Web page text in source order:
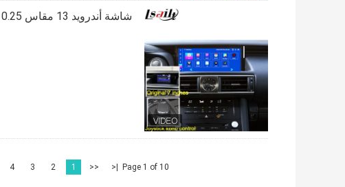
Page 1 of 10
|<
<<
1
2
3
4